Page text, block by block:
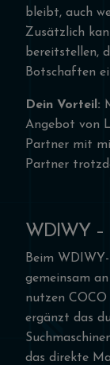
bleibt, auch
Zusätzlich
bereitstellen,
Botschaften
Dein Vorteil:
Angebot von
Partner mit
Partner
WDIWY –
Beim
gemeinsam
nutzen
ergänzt das
das direkte